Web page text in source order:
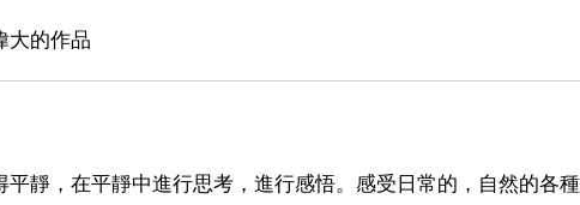
大的作品
靜，在平靜中進行思考，進行感悟。感受日常的，自然的各